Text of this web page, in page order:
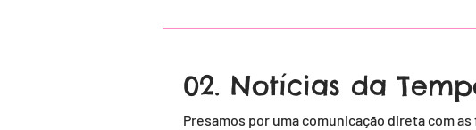
02. Notícias da
Presamos por uma comunicação direta com